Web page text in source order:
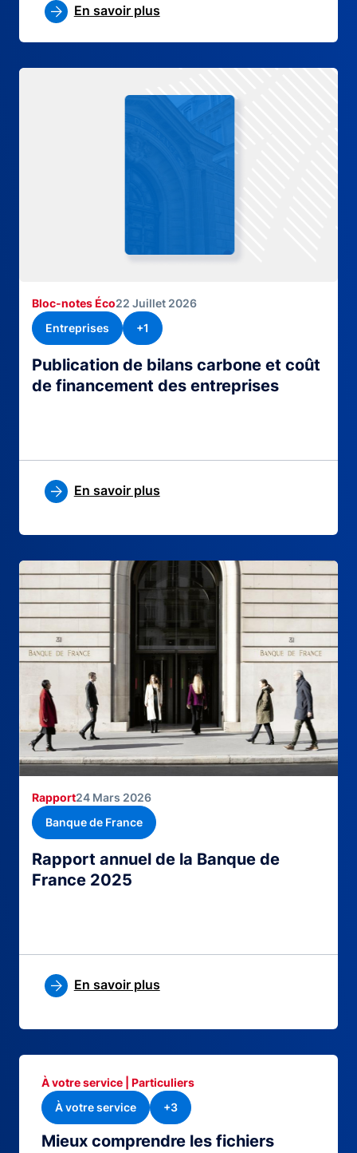
Publication de bilans carbone et coût
de financement des entreprises
Bloc-notes Éco22 Juillet 2026
Entreprises
+1
En savoir plus
En savoir plus
Rapport annuel de la Banque de
France 2025
Rapport24 Mars 2026
Banque de France
En savoir plus
Mieux comprendre les fichiers
À votre service | Particuliers
À votre service
+3